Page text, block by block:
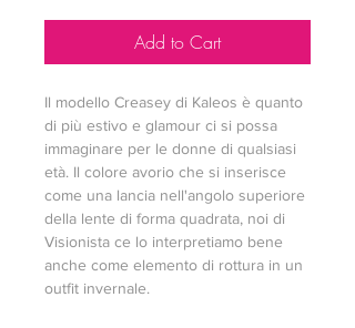
Add to Cart
Il modello Creasey di Kaleos è quanto
di più estivo e glamour ci si possa
immaginare per le donne di qualsiasi
età. Il colore avorio che si inserisce
come una lancia nell'angolo superiore
della lente di forma quadrata, noi di
Visionista ce lo interpretiamo bene
anche come elemento di rottura in un
outfit invernale.